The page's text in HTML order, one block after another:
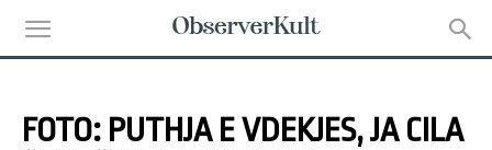
FOTO: PUTHJA E VDEKJES, JA CILA